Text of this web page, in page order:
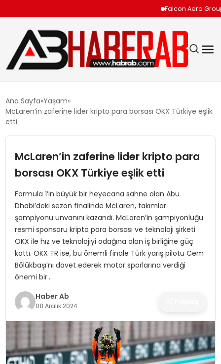
Falcon Aero Group,
EKONOMI
TEKNOLOJI
SPOR
SAĞLIK
MAGAZIN
YAŞAM
Ana Sayfa Yaşam
McLaren’in zaferine lider kripto para borsası OKX Türkiye eşlik
etti
McLaren’in zaferine lider kripto para
borsası OKX Türkiye eşlik etti
Formula 1’in büyük bir heyecana sahne olan Abu
Dhabi’deki sezon finalinde McLaren, takımlar
şampiyonu unvanını kazandı. McLaren’in şampiyonluğu
resmi sponsoru kripto para borsası ve teknoloji şirketi
OKX ile hız ve teknolojiyi odağına alan iş birliğine güç
kattı. OKX TR ise, bu önemli finale Türk yarış pilotu Cem
Bölükbaşı’nı davet ederek motor sporlarına verdiği
önemi bir…
Haber Ab
08 Aralık 2024